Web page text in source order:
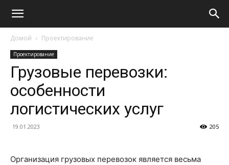
Домой Проектирование
Проектирование
Грузовые перевозки:
особенности
логистических услуг
19.01.2023 205
Организация грузовых перевозок является весьма